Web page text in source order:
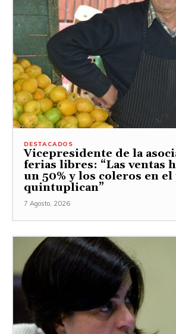
DESTACADOS
Vicepresidente de la
ferias libres: “Las ventas
un 50% y los coleros en el
quintuplican”
7 Agosto, 2026